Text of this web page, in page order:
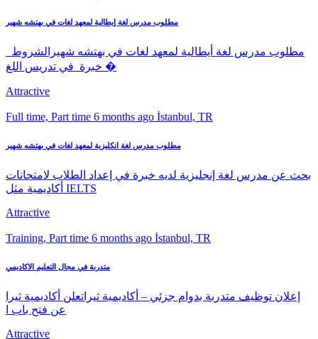
مطلوب مدرس لغة إيطالية لمعهد لغات في بهتشه شهير
مطلوب مدرس لغة أيطالية لمعهد لغات في بهتشه شهيرالشروط
خبرة في تدريس اللغ�
Attractive
Full time, Part time 6 months ago İstanbul, TR
مطلوب مدرس لغة انكليزية لمعهد لغات في بهتشه شهير
بحث عن مدرس لغة إنجليزية لديه خبرة في إعداد الطلاب لامتحانات
أكاديمية مثل IELTS
Attractive
Training, Part time 6 months ago İstanbul, TR
متدربة في مجال التعليم الاكاديمي
إعلان توظيف متدربة بدوام جزئي – أكاديمية ثيراتعلن أكاديمية ثيرا
عن فتح باب ا
Attractive